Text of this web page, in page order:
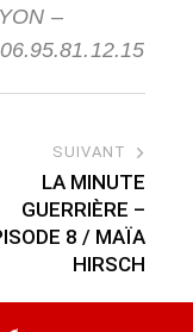
–
SUIVANT
LA MINUTE
GUERRIÈRE –
8 / MAÏA
HIRSCH